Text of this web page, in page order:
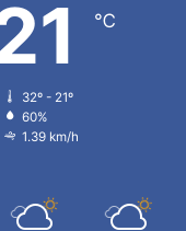
℃
32º - 21º
60%
1.39 km/h